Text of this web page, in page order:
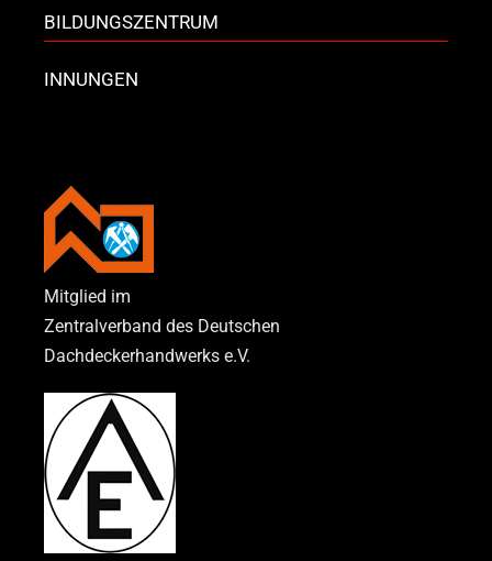
BILDUNGSZENTRUM
INNUNGEN
Mitglied im
Zentralverband des Deutschen
Dachdeckerhandwerks e.V.